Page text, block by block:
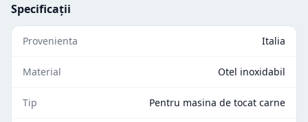
Specificații
Provenienta Italia
Material Otel inoxidabil
Tip Pentru masina de tocat carne